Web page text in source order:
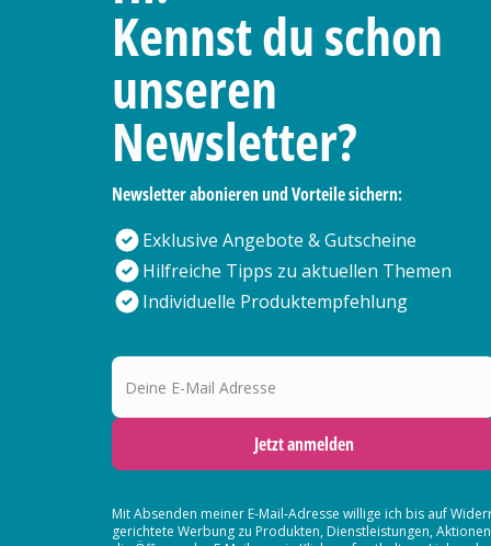
Kennst du schon
unseren
Newsletter?
Newsletter abonieren und Vorteile sichern:
Exklusive Angebote & Gutscheine
Hilfreiche Tipps zu aktuellen Themen
Individuelle Produktempfehlung
Deine E-Mail Adresse
Jetzt anmelden
Mit Absenden meiner E-Mail-Adresse willige ich bis auf
gerichtete Werbung zu Produkten, Dienstleistungen,